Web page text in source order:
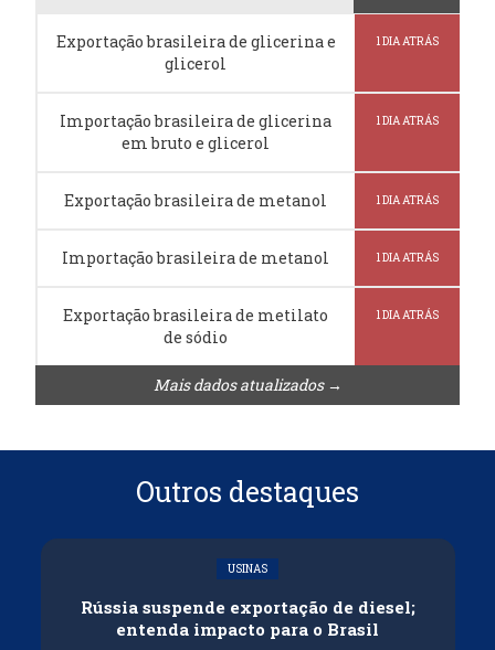
Exportação brasileira de glicerina e
glicerol
1 DIA ATRÁS
Importação brasileira de glicerina
em bruto e glicerol
1 DIA ATRÁS
Exportação brasileira de metanol 1 DIA ATRÁS
Importação brasileira de metanol 1 DIA ATRÁS
Exportação brasileira de metilato
de sódio
1 DIA ATRÁS
Mais dados atualizados →
Outros destaques
USINAS
Rússia suspende exportação de diesel;
entenda impacto para o Brasil